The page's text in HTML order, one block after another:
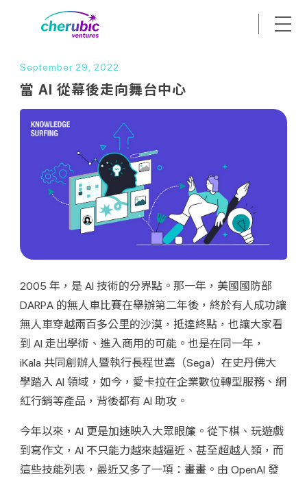
September 29, 2022
當 AI 從幕後走向舞台中心
2005 年，是 AI 技術的分界點。那一年，美國國防部
DARPA 的無人車比賽在舉辦第二年後，終於有人成功讓
無人車穿越兩百多公里的沙漠，抵達終點，也讓大家看
到 AI 走出學術、進入商用的可能。也是在同一年，
iKala 共同創辦人暨執行長程世嘉（Sega）在史丹佛大
學踏入 AI 領域，如今，愛卡拉在企業數位轉型服務、網
紅行銷等產品，背後都有 AI 助攻。
今年以來，AI 更是加速映入大眾眼簾。從下棋、玩遊戲
到寫作文，AI 不只能力越來越逼近、甚至超越人類，而
這些技能列表，最近又多了一項：畫畫。由 OpenAI 發